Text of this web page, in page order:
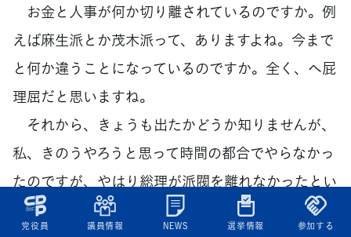
党役員 議員情報 NEWS 選挙情報 参加する
お金と人事が何か切り離されているのですか。例
えば麻生派とか茂木派って、ありますよね。今まで
と何か違うことになっているのですか。全く、へ屁
理屈だと思いますね。
それから、きょうも出たかどうか知りませんが、
私、きのうやろうと思って時間の都合でやらなかっ
たのですが、やはり総理が派閥を離れなかったとい
うのは象徴的なのですね。それは安倍さんだって総